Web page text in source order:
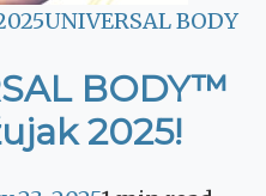
UNIVERSAL BODY
BODY™
2025!